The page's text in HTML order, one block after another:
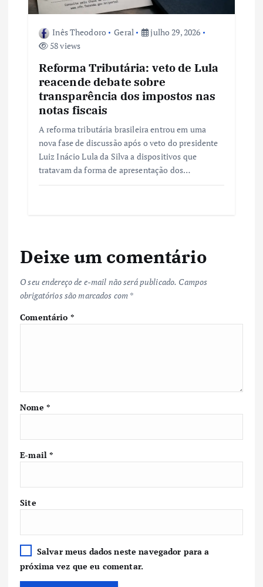
Inês Theodoro Geral
julho 29, 2026
58 views
Reforma Tributária: veto de Lula
reacende debate sobre
transparência dos impostos nas
notas fiscais
A reforma tributária brasileira entrou em uma
nova fase de discussão após o veto do presidente
Luiz Inácio Lula da Silva a dispositivos que
tratavam da forma de apresentação dos…
Deixe um comentário
O seu endereço de e-mail não será publicado. Campos
obrigatórios são marcados com *
Comentário *
Nome *
E-mail*
Site
Salvar meus dados neste navegador para a
próxima vez que eu comentar.